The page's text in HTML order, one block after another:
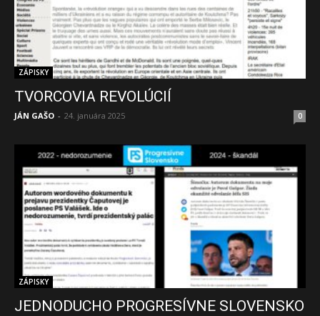
ZÁPISKY
TVORCOVIA REVOLÚCIÍ
JÁN GAŠO - 24. januára 2025 0
ZÁPISKY
JEDNODUCHO PROGRESÍVNE SLOVENSKO